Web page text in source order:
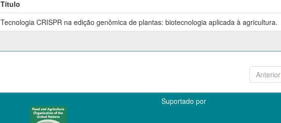
Título
Tecnologia CRISPR na edição genômica de plantas: biotecnologia aplicada à agricultura.
Anterior
Suportado por